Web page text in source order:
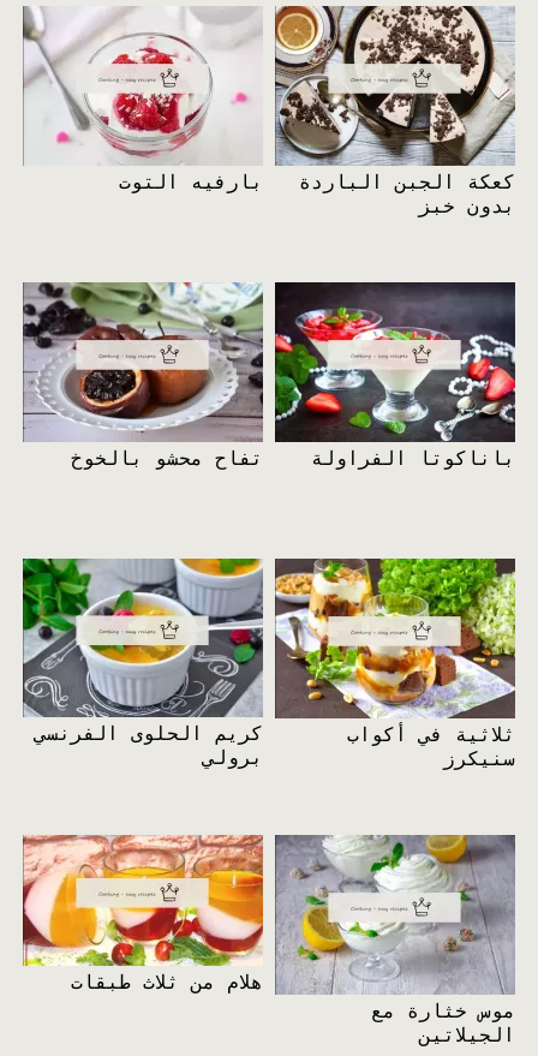
بارفيه التوت
كعكة الجبن الباردة
بدون خبز
تفاح محشو بالخوخ باناكوتا الفراولة
كريم الحلوى الفرنسي
برولي
ثلاثية في أكواب
سنيكرز
هلام من ثلاث طبقات
موس خثارة مع
الجيلاتين